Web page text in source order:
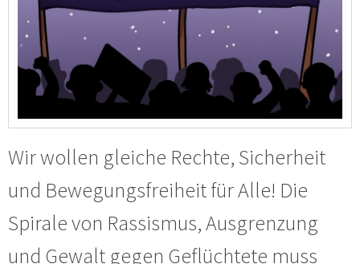
Wir wollen gleiche Rechte, Sicherheit
und Bewegungsfreiheit für Alle! Die
Spirale von Rassismus, Ausgrenzung
und Gewalt gegen Geflüchtete muss